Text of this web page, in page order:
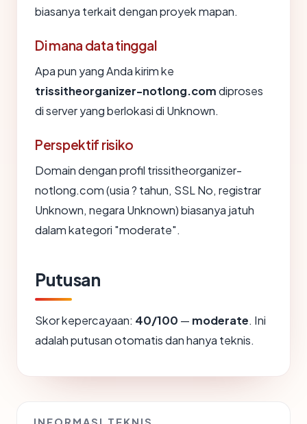
biasanya terkait dengan proyek mapan.
Di mana data tinggal
Apa pun yang Anda kirim ke
trissitheorganizer-notlong.comdiproses
di server yang berlokasi di Unknown.
Perspektif risiko
Domain dengan profil trissitheorganizer-
notlong.com (usia ? tahun, SSL No, registrar
Unknown, negara Unknown) biasanya jatuh
dalam kategori "moderate".
Putusan
Skor kepercayaan: 40/100 — moderate. Ini
adalah putusan otomatis dan hanya teknis.